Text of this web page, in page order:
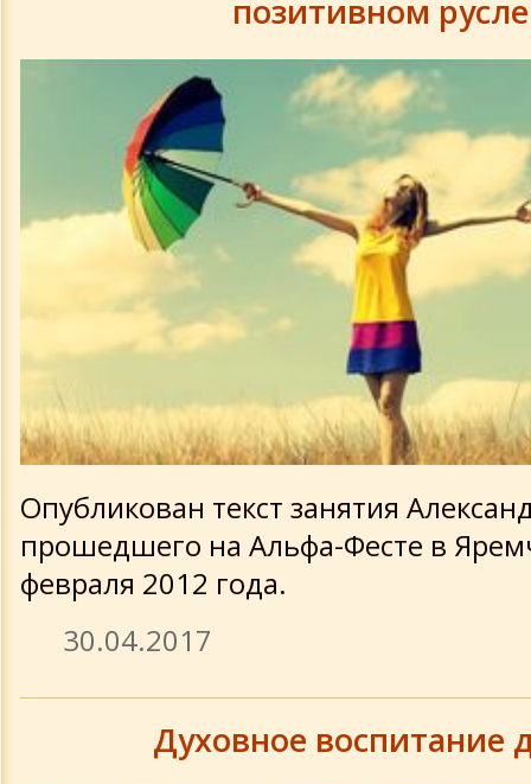
позитивном русле
Опубликован текст занятия
прошедшего на Альфа-Фесте в
февраля 2012 года.
30.04.2017
Духовное воспитание